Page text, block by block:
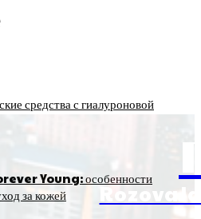
средства с гиалуроновой
Young: особенности
за кожей